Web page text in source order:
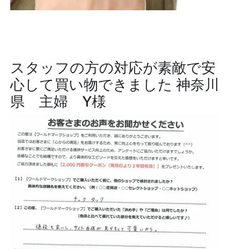
スタッフの方の対応が素敵で安
心して買い物できました 神奈川
県 主婦 Y様